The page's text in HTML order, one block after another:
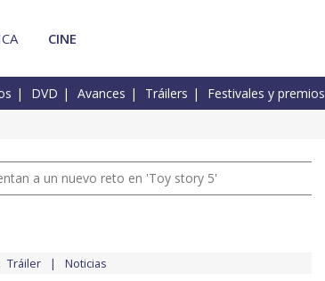
CINE
DVD Avances Tráilers Festivales y premios
a un nuevo reto en 'Toy story 5'
Tráiler Noticias